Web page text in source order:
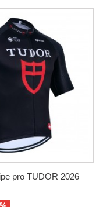
pro TUDOR 2026